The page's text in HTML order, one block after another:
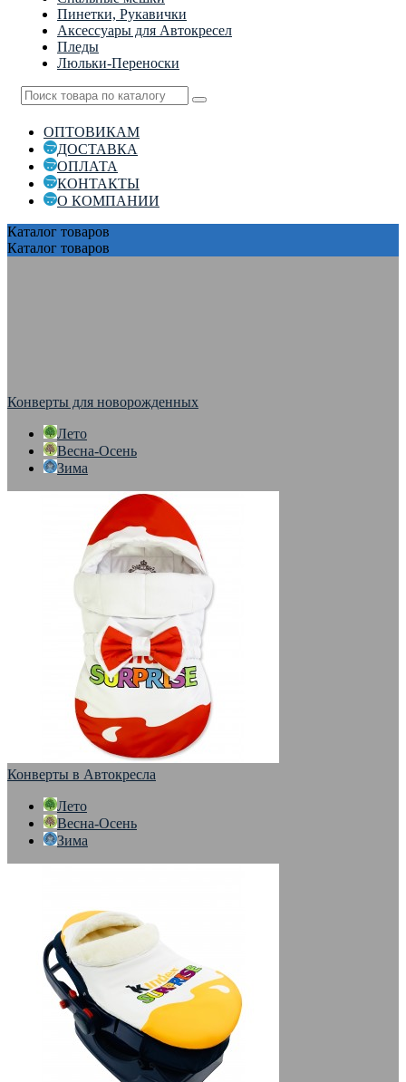
Пинетки, Рукавички
Аксессуары для Автокресел
Пледы
Люльки-Переноски
ОПТОВИКАМ
ДОСТАВКА
ОПЛАТА
КОНТАКТЫ
О КОМПАНИИ
Каталог товаров
Каталог товаров
Конверты для новорожденных
Лето
Весна-Осень
Зима
Конверты в Автокресла
Лето
Весна-Осень
Зима